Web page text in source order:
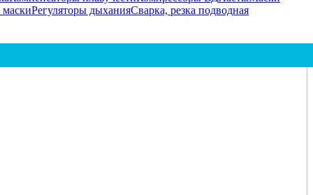
Регуляторы дыханияСварка, резка подводная